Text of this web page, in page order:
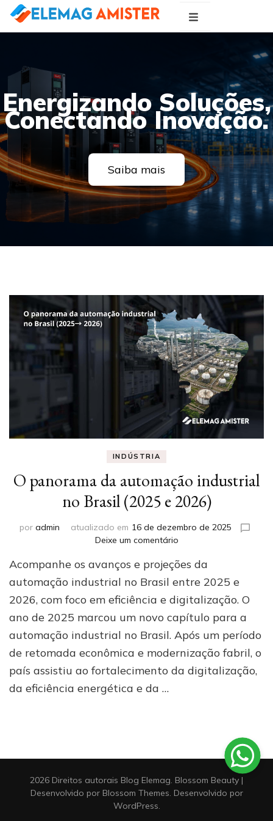
Energizando Soluções,
Conectando Inovação.
Saiba mais
INDÚSTRIA
O panorama da automação industrial
no Brasil (2025 e 2026)
por admin atualizado em 16 de dezembro de 2025
Deixe um comentárioem
panorama
da
industrial
no
Brasil
(2025
e
2026)
Acompanhe os avanços e projeções da
automação industrial no Brasil entre 2025 e
2026, com foco em eficiência e digitalização. O
ano de 2025 marcou um novo capítulo para a
automação industrial no Brasil. Após um período
de retomada econômica e modernização fabril, o
país assistiu ao fortalecimento da digitalização,
da eficiência energética e da …
2026 Direitos autorais Blog Elemag. Blossom Beauty |
Desenvolvido por Blossom Themes. Desenvolvido por
WordPress.